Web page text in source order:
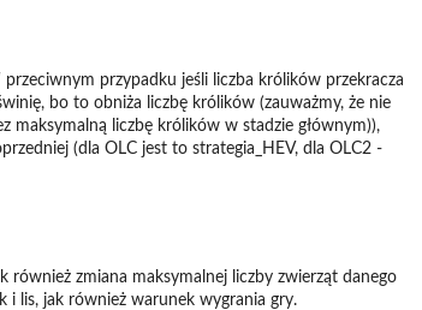
przypadku jeśli liczba królików przekracza
bo to obniża liczbę królików (zauważmy, że nie
liczbę królików w stadzie głównym)),
(dla OLC jest to strategia_HEV, dla OLC2 -
zmiana maksymalnej liczby zwierząt danego
i lis, jak również warunek wygrania gry.